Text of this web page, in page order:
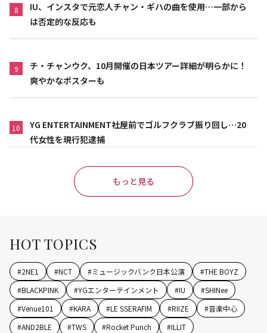
8
IU、インスタで元恋人チャン・ギハの曲を使用…一部から
は否定的な反応も
9
チ・チャンウク、10月開催の日本ツアー詳細が明らかに！
爽やかなポスターも
10
YG ENTERTAINMENT社屋前でゴルフクラブ振り回し…20
代女性を現行犯逮捕
もっと見る
HOT TOPICS
#2NE1 #NCT #ミュージックバンク日本公演 #THE BOYZ
#BLACKPINK #YGエンターテインメント #IU #SHINee
#Venue101 #KARA #LE SSERAFIM #RIIZE #音楽中心
#AND2BLE #TWS #Rocket Punch #ILLIT